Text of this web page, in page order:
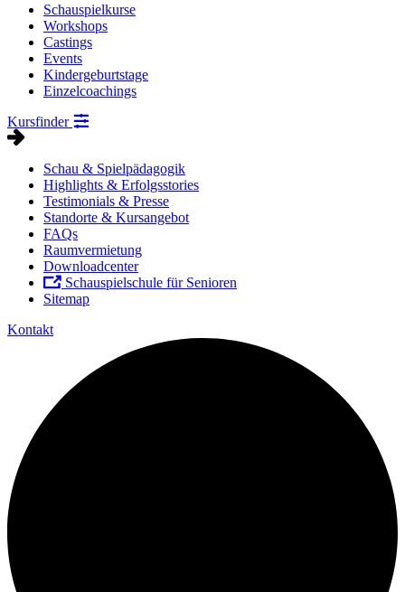
Schauspielkurse
Workshops
Castings
Events
Kindergeburtstage
Einzelcoachings
Kursfinder
Schau & Spielpädagogik
Highlights & Erfolgsstories
Testimonials & Presse
Standorte & Kursangebot
FAQs
Raumvermietung
Downloadcenter
Schauspielschule für Senioren
Sitemap
Kontakt